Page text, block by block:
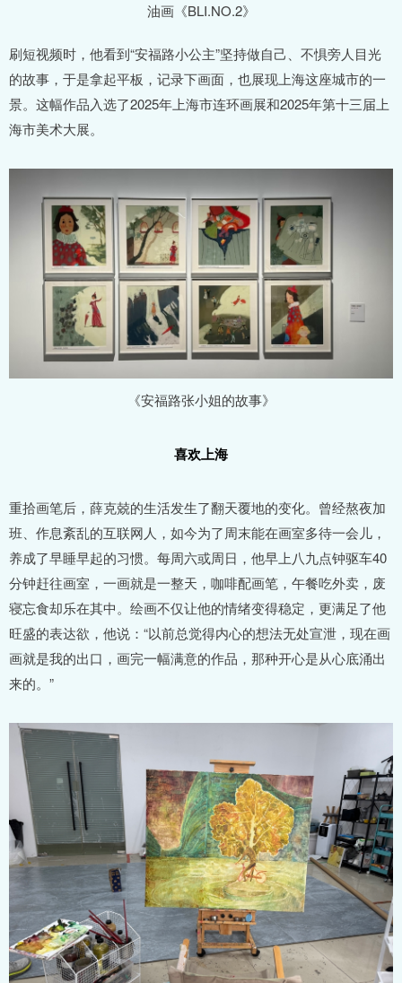
油画《BLI.NO.2》
刷短视频时，他看到“安福路小公主”坚持做自己、不惧旁人目光
的故事，于是拿起平板，记录下画面，也展现上海这座城市的一
景。这幅作品入选了2025年上海市连环画展和2025年第十三届上
海市美术大展。
《安福路张小姐的故事》
喜欢上海
重拾画笔后，薛克兢的生活发生了翻天覆地的变化。曾经熬夜加
班、作息紊乱的互联网人，如今为了周末能在画室多待一会儿，
养成了早睡早起的习惯。每周六或周日，他早上八九点钟驱车40
分钟赶往画室，一画就是一整天，咖啡配画笔，午餐吃外卖，废
寝忘食却乐在其中。绘画不仅让他的情绪变得稳定，更满足了他
旺盛的表达欲，他说：“以前总觉得内心的想法无处宣泄，现在画
画就是我的出口，画完一幅满意的作品，那种开心是从心底涌出
来的。”